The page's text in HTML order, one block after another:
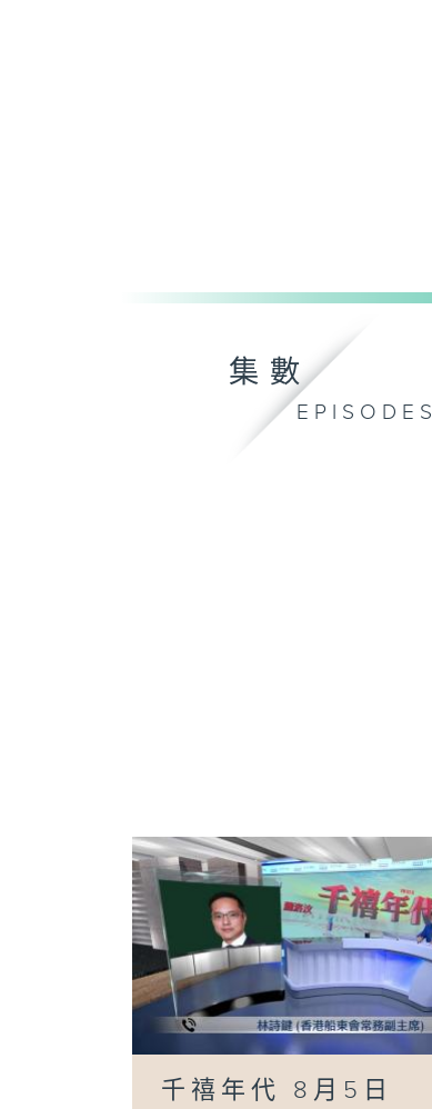
集數
EPISODES
千禧年代 8月5日